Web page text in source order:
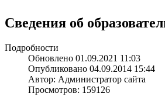
Сведения об
Подробности
Обновлено 01.09.2021 11:03
Опубликовано 04.09.2014 15:44
Автор: Администратор сайта
Просмотров: 159126